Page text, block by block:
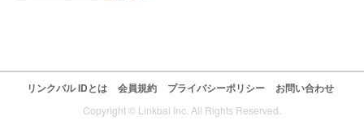
リンクバル IDとは 会員規約 プライバシーポリシー お問い合わせ
Copyright © Linkbal Inc. All Rights Reserved.